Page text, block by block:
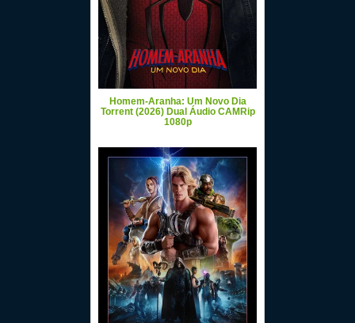
Homem-Aranha: Um Novo Dia
Torrent (2026) Dual Áudio CAMRip
1080p